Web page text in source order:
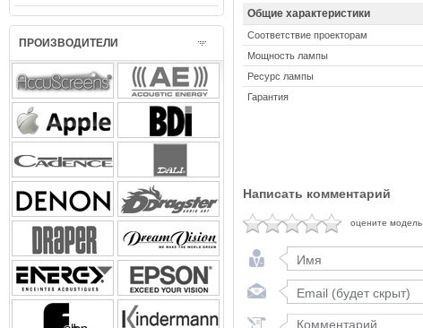
ПРОИЗВОДИТЕЛИ
Общие характеристики
Соответствие проекторам
Мощность лампы
Ресурс лампы
Гарантия
Написать комментарий
оцените модель